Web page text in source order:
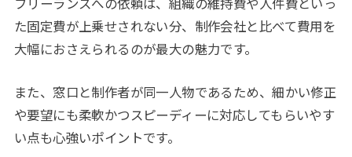
た固定費が上乗せされない分、制作会社と比べて費用を
大幅におさえられるのが最大の魅力です。
また、窓口と制作者が同一人物であるため、細かい修正
や要望にも柔軟かつスピーディーに対応してもらいやす
い点も心強いポイントです。